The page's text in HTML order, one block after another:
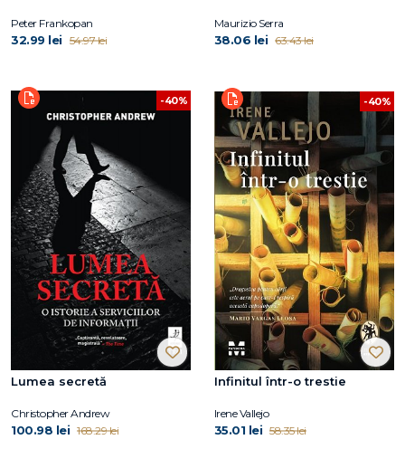
Peter Frankopan
32.99 lei 54.97 lei
Maurizio Serra
38.06 lei 63.43 lei
-40%
Lumea secretă
Christopher Andrew
100.98 lei 168.29 lei
-40%
Infinitul într-o trestie
Irene Vallejo
35.01 lei 58.35 lei